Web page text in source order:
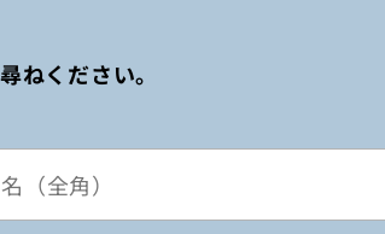
ねください。